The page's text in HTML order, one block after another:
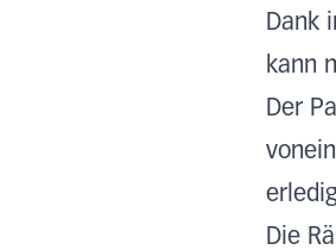
Dank
kann
Der
Die